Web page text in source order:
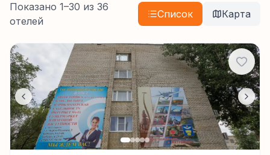
Показано 1–30 из 36
отелей
Список Карта